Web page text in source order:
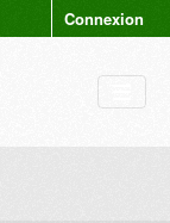
Connexion